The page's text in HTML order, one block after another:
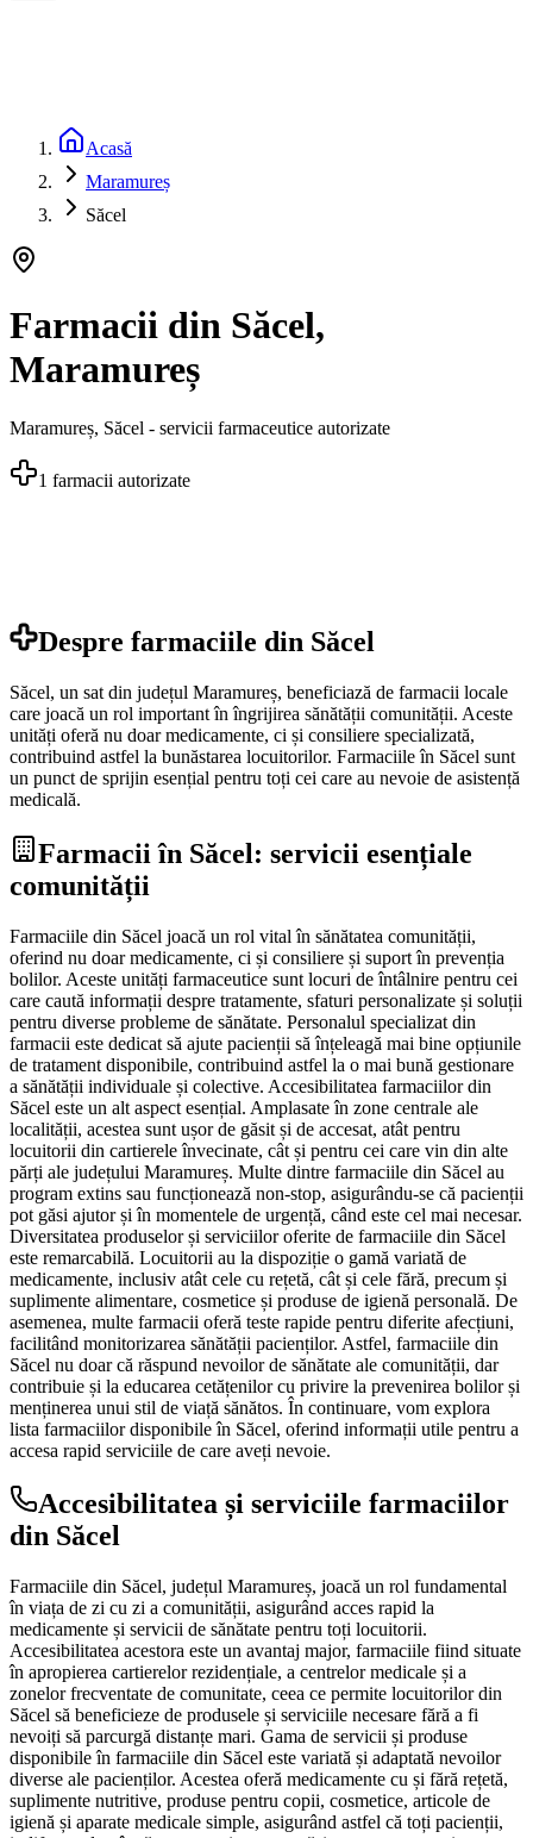
Acasă
Maramureș
Săcel
Farmacii din Săcel,
Maramureș
Maramureș, Săcel - servicii farmaceutice autorizate
1 farmacii autorizate
Despre farmaciile din Săcel
Săcel, un sat din județul Maramureș, beneficiază de farmacii locale
care joacă un rol important în îngrijirea sănătății comunității. Aceste
unități oferă nu doar medicamente, ci și consiliere specializată,
contribuind astfel la bunăstarea locuitorilor. Farmaciile în Săcel sunt
un punct de sprijin esențial pentru toți cei care au nevoie de asistență
medicală.
Farmacii în Săcel: servicii esențiale
comunității
Farmaciile din Săcel joacă un rol vital în sănătatea comunității,
oferind nu doar medicamente, ci și consiliere și suport în prevenția
bolilor. Aceste unități farmaceutice sunt locuri de întâlnire pentru cei
care caută informații despre tratamente, sfaturi personalizate și soluții
pentru diverse probleme de sănătate. Personalul specializat din
farmacii este dedicat să ajute pacienții să înțeleagă mai bine opțiunile
de tratament disponibile, contribuind astfel la o mai bună gestionare
a sănătății individuale și colective. Accesibilitatea farmaciilor din
Săcel este un alt aspect esențial. Amplasate în zone centrale ale
localității, acestea sunt ușor de găsit și de accesat, atât pentru
locuitorii din cartierele învecinate, cât și pentru cei care vin din alte
părți ale județului Maramureș. Multe dintre farmaciile din Săcel au
program extins sau funcționează non-stop, asigurându-se că pacienții
pot găsi ajutor și în momentele de urgență, când este cel mai necesar.
Diversitatea produselor și serviciilor oferite de farmaciile din Săcel
este remarcabilă. Locuitorii au la dispoziție o gamă variată de
medicamente, inclusiv atât cele cu rețetă, cât și cele fără, precum și
suplimente alimentare, cosmetice și produse de igienă personală. De
asemenea, multe farmacii oferă teste rapide pentru diferite afecțiuni,
facilitând monitorizarea sănătății pacienților. Astfel, farmaciile din
Săcel nu doar că răspund nevoilor de sănătate ale comunității, dar
contribuie și la educarea cetățenilor cu privire la prevenirea bolilor și
menținerea unui stil de viață sănătos. În continuare, vom explora
lista farmaciilor disponibile în Săcel, oferind informații utile pentru a
accesa rapid serviciile de care aveți nevoie.
Accesibilitatea și serviciile farmaciilor
din Săcel
Farmaciile din Săcel, județul Maramureș, joacă un rol fundamental
în viața de zi cu zi a comunității, asigurând acces rapid la
medicamente și servicii de sănătate pentru toți locuitorii.
Accesibilitatea acestora este un avantaj major, farmaciile fiind situate
în apropierea cartierelor rezidențiale, a centrelor medicale și a
zonelor frecventate de comunitate, ceea ce permite locuitorilor din
Săcel să beneficieze de produsele și serviciile necesare fără a fi
nevoiți să parcurgă distanțe mari. Gama de servicii și produse
disponibile în farmaciile din Săcel este variată și adaptată nevoilor
diverse ale pacienților. Acestea oferă medicamente cu și fără rețetă,
suplimente nutritive, produse pentru copii, cosmetice, articole de
igienă și aparate medicale simple, asigurând astfel că toți pacienții,